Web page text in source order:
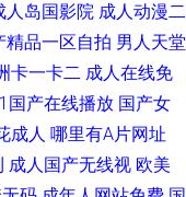
人岛国影院 成人动漫二
精品一区自拍 男人天堂
卡一卡二 成人在线免
国产在线播放 国产女
成人 哪里有A片网址
成人国产无线视 欧美